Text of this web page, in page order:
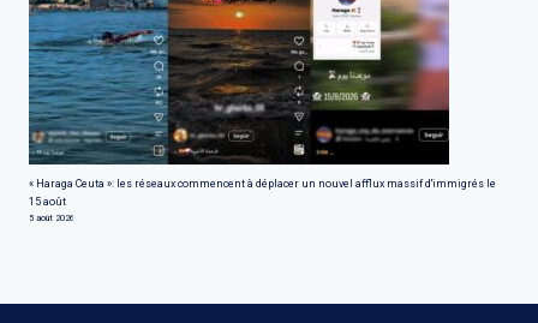
« Haraga Ceuta »: les réseaux commencent à déplacer un nouvel afflux massif d'immigrés le
15 août
5 août 2026